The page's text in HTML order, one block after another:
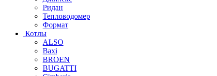
Ридан
Тепловодомер
Формат
Котлы
ALSO
Baxi
BROEN
BUGATTI